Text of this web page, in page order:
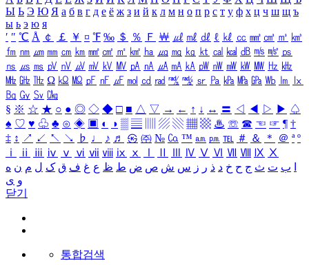
Ы Ь Э Ю Я а б в г д е ё ж з и й к л м н о п р с т у ф х ц ч ш щ ъ
ы ь э ю я
′ ″ ℃ Å ￠ ￡ ￥ ¤ ℉ ‰ ＄ ％ Ｆ ￦ ㎕ ㎖ ㎗ ℓ ㎘ ㏄ ㎣ ㎤ ㎥ ㎦
㎙ ㎚ ㎛ ㎜ ㎝ ㎞ ㎟ ㎠ ㎡ ㎢ ㏊ ㎍ ㎎ ㎏ ㏏ ㎈ ㎉ ㏈ ㎧ ㎨ ㎰
㎱ ㎲ ㎳ ㎴ ㎵ ㎶ ㎷ ㎸ ㎹ ㎀ ㎁ ㎂ ㎃ ㎄ ㎺ ㎻ ㎽ ㎾ ㎿ ㎐ ㎑
㎒ ㎓ ㎔ Ω ㏀ ㏁ ㎊ ㎋ ㎌ ㏖ ㏅ ㎭ ㎮ ㎯ ㏛ ㎩ ㎪ ㎫ ㎬ ㏝ ㏐
㏓
㏃ ㏉ ㏜ ㏆
§ ※ ☆ ★ ○ ● ◎ ◇ ◆ □ ■ △ ▽ → ← ↑ ↓ ↔ 〓 ◁ ◀ ▷ ▶ ♤
♠ ♡ ♥ ♧ ♣ ⊙ ◈ ▣ ◐ ◑ ▒ ▤ ▨ ▧ ▦ ▩ ♨ ☏ ☎ ☜ ☞ ¶ †
‡ ↕ ↗ ↙ ↖ ↘ ♭ ♩ ♪ ♬ ㉿ ㈜ № ㏇ ™ ㏂ ㏘ ℡ ＃ ＆ ＊ ＠ ª º
ⅰ
ⅱ ⅲ ⅳ ⅴ ⅵ ⅶ ⅷ ⅸ ⅹ Ⅳ Ⅴ Ⅵ Ⅶ Ⅷ Ⅸ Ⅹ
ب ت ث ج ح خ د ذ ر ز س ش ص ض ط ظ ع غ ف ق ک ل م ن ه
و ی
닫기
통합검색